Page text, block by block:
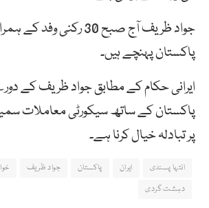
جواد ظریف آج صبح 30 رکنی
پاکستان پہنچے ہیں۔
ایرانی حکام کے مطابق جواد ظریف کے
پاکستان کے ساتھ سیکورٹی معاملات
پر تبادلہ خیال کرنا ہے۔
انتہا پسندی ایران پاکستان جواد ظریف
دہشت گردی